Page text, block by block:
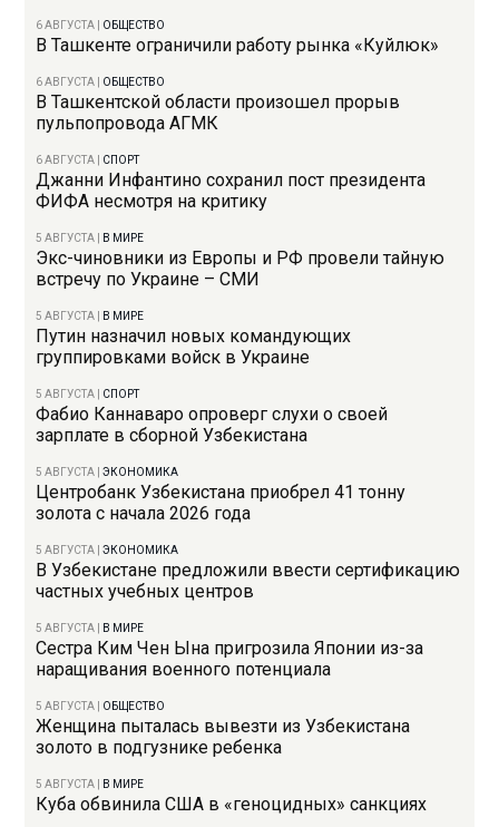
6 АВГУСТА ОБЩЕСТВО
В Ташкенте ограничили работу рынка «Куйлюк»
6 АВГУСТА ОБЩЕСТВО
В Ташкентской области произошел прорыв
пульпопровода АГМК
6 АВГУСТА СПОРТ
Джанни Инфантино сохранил пост президента
ФИФА несмотря на критику
5 АВГУСТА В МИРЕ
Экс-чиновники из Европы и РФ провели тайную
встречу по Украине – СМИ
5 АВГУСТА В МИРЕ
Путин назначил новых командующих
группировками войск в Украине
5 АВГУСТА СПОРТ
Фабио Каннаваро опроверг слухи о своей
зарплате в сборной Узбекистана
5 АВГУСТА |ЭКОНОМИКА
Центробанк Узбекистана приобрел 41 тонну
золота с начала 2026 года
5 АВГУСТА |ЭКОНОМИКА
В Узбекистане предложили ввести сертификацию
частных учебных центров
5 АВГУСТА В МИРЕ
Сестра Ким Чен Ына пригрозила Японии из-за
наращивания военного потенциала
5 АВГУСТА ОБЩЕСТВО
Женщина пыталась вывезти из Узбекистана
золото в подгузнике ребенка
5 АВГУСТА В МИРЕ
Куба обвинила США в «геноцидных» санкциях